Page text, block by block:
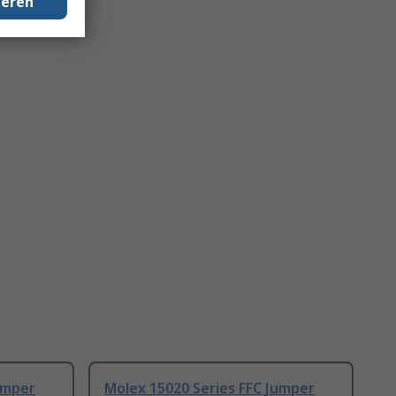
Molex 15020 Series FFC Jumper